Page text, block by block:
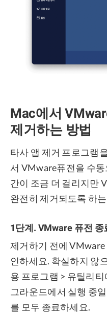
Mac에서
제거하는 방법
타사 앱 제거 프로그램
서 VMware퓨전을 수
간이 조금 더 걸리지만
완전히 제거되도록 하
1단계. VMware 퓨전 종
제거하기 전에
인하세요. 확실하지 않
용 프로그램 > 유틸리
그라운드에서 실행 중
를 모두 종료하세요.